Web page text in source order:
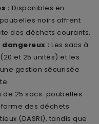
: Disponibles en
poubelles noirs offrent
des déchets courants.
: Les sacs à
et 25 unités) et les
gestion sécurisée
de 25 sacs-poubelles
des déchets
(DASRI), tandis que